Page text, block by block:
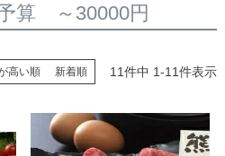
算 ～30000円
高い順 新着順 11件中 1-11件表示